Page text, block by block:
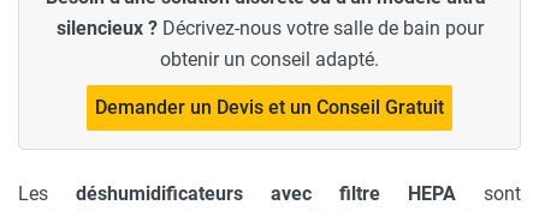
silencieux ?Décrivez-nous votre salle de bain pour
obtenir un conseil adapté.
Demander un Devis et un Conseil Gratuit
Les déshumidificateurs avec filtre HEPA sont